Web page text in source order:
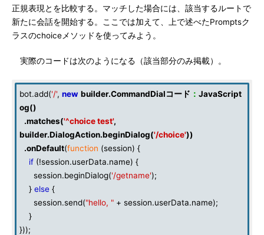
正規表現とを比較する。マッチした場合には、該当するルートで
新たに会話を開始する。ここでは加えて、上で述べたPromptsク
ラスのchoiceメソッドを使ってみよう。
実際のコードは次のようになる（該当部分のみ掲載）。
bot.add('/', new builder.CommandDialコード ： JavaScript
og()
.matches('^choice test',
builder.DialogAction.beginDialog('/choice'))
.onDefault(function (session) {
if (!session.userData.name) {
session.beginDialog('/getname');
} else {
session.send("hello, " + session.userData.name);
}
}));